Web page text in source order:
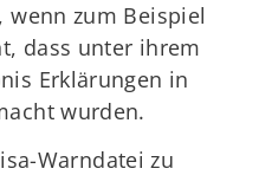
wenn zum Beispiel
dass unter ihrem
Erklärungen in
wurden.
Warndatei zu